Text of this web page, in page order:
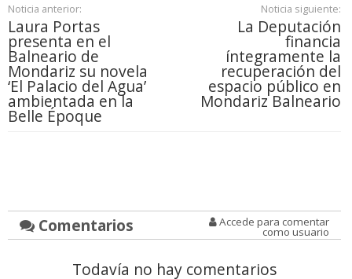
Noticia anterior:
Laura Portas
presenta en el
Balneario de
Mondariz su novela
‘El Palacio del Agua’
ambientada en la
Belle Époque
Noticia siguiente:
La Deputación
financia
íntegramente la
recuperación del
espacio público en
Mondariz Balneario
Comentarios Accede para comentar
como usuario
Todavía no hay comentarios